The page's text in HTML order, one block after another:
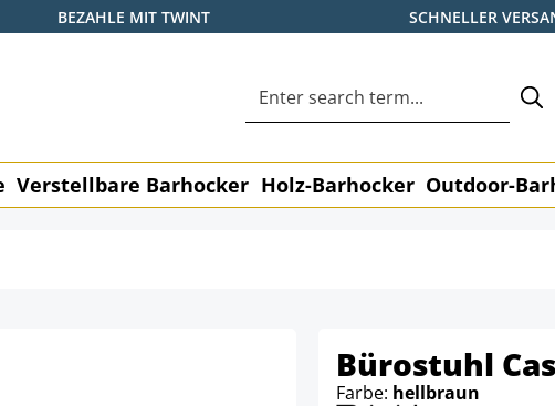
BEZAHLE MIT TWINT SCHNELLER
Verstellbare Barhocker Holz-Barhocker Outdoor-
Bürostuhl
Farbe: hellbraun